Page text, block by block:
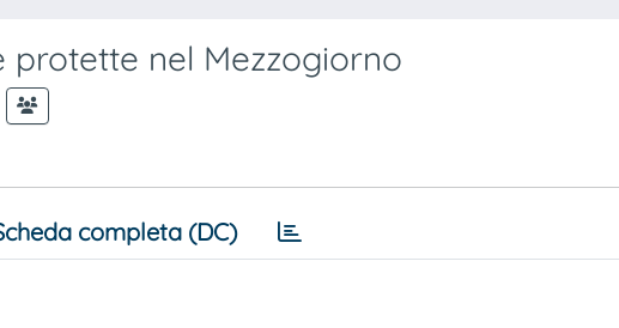
protette nel Mezzogiorno
completa (DC)